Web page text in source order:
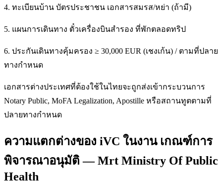
4. ทะเบียนบ้าน บัตรประชาชน เอกสารสมรส/หย่า (ถ้ามี)
5. แผนการเดินทาง ตั๋วเครื่องบินสำรอง ที่พักตลอดทริป
6. ประกันเดินทางคุ้มครอง ≥ 30,000 EUR (เชงเก้น) / ตามที่ปลาย
ทางกำหนด
เอกสารต่างประเทศที่ต้องใช้ในไทยจะถูกส่งเข้ากระบวนการ
Notary Public, MoFA Legalization, Apostille หรือสถานทูตตามที่
ปลายทางกำหนด
ความแตกต่างของ iVC ในงาน เกณฑ์การ
พิจารณาอนุมัติ — Mrt Ministry Of Public
Health